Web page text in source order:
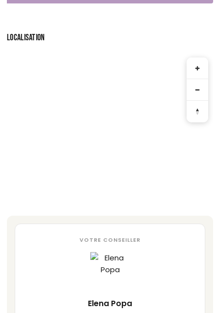
LOCALISATION
VOTRE CONSEILLER
Elena Popa